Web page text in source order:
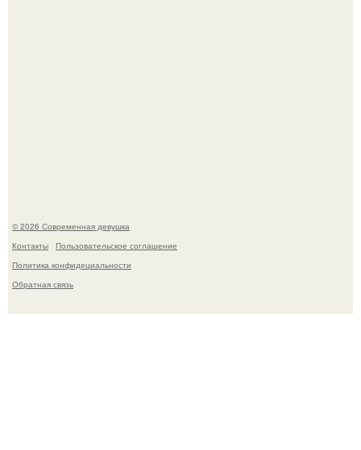
© 2026 Современная девушка
Контакты
Пользовательское соглашение
Политика конфидециальности
Обратная связь